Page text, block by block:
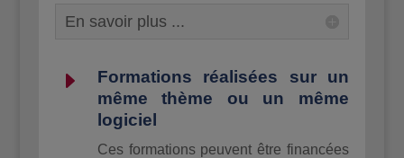
En savoir plus ...
E
Formations réalisées sur un
même thème ou un même
logiciel
Ces formations peuvent être financées